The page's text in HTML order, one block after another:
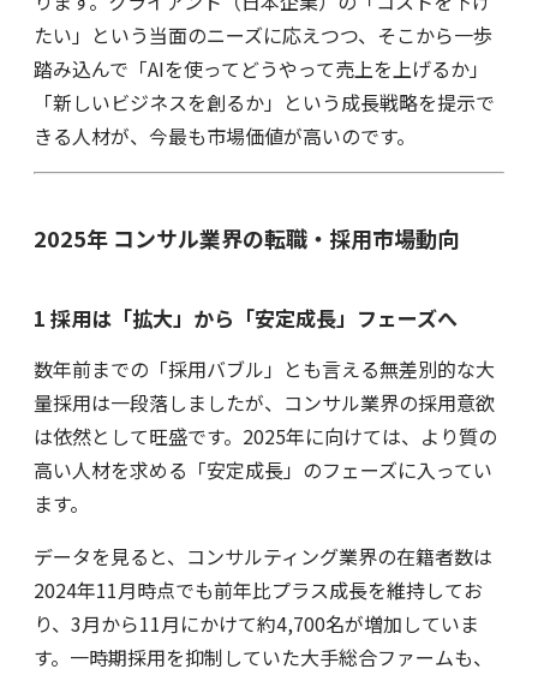
たい」という当面のニーズに応えつつ、そこから一歩
踏み込んで「AIを使ってどうやって売上を上げるか」
「新しいビジネスを創るか」という成長戦略を提示で
きる人材が、今最も市場価値が高いのです。
2025年 コンサル業界の転職・採用市場動向
1 採用は「拡大」から「安定成長」フェーズへ
数年前までの「採用バブル」とも言える無差別的な大
量採用は一段落しましたが、コンサル業界の採用意欲
は依然として旺盛です。2025年に向けては、より質の
高い人材を求める「安定成長」のフェーズに入ってい
ます。
データを見ると、コンサルティング業界の在籍者数は
2024年11月時点でも前年比プラス成長を維持してお
り、3月から11月にかけて約4,700名が増加していま
す。一時期採用を抑制していた大手総合ファームも、